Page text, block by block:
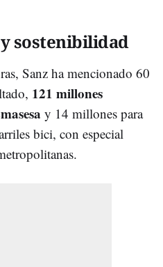
sostenibilidad
Sanz ha mencionado 60
121 millones
y 14 millones para
bici, con especial